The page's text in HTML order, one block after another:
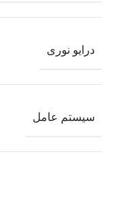
درایو نوری
سیستم عامل